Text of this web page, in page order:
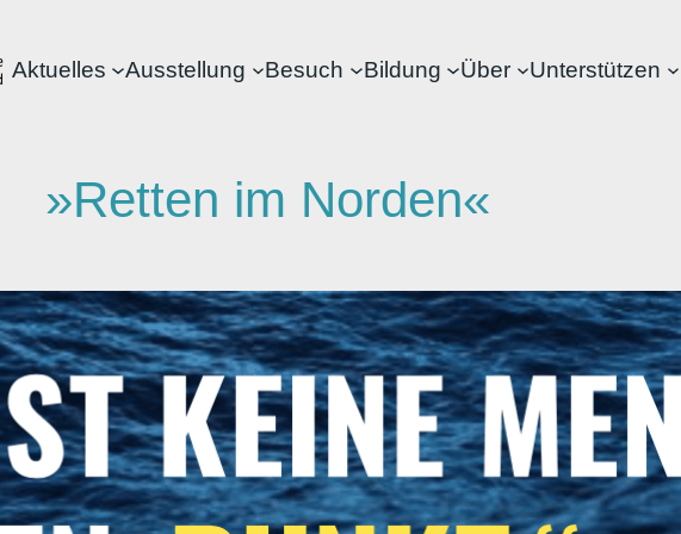
Aktuelles Ausstellung Besuch Bildung Über Unterstützen
»Retten im Norden«